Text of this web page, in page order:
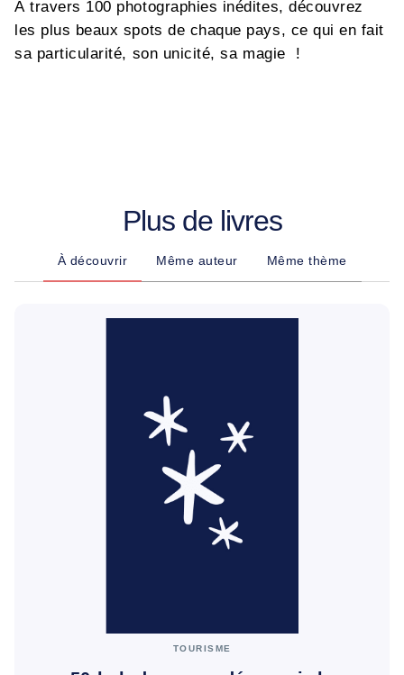
À travers 100 photographies inédites, découvrez
les plus beaux spots de chaque pays, ce qui en fait
sa particularité, son unicité, sa magie !
Plus de livres
À découvrir Même auteur Même thème
TOURISME